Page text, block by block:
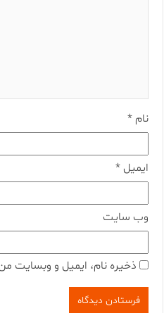
نام *
ایمیل *
وب‌ سایت
ذخیره نام، ایمیل و وبسایت